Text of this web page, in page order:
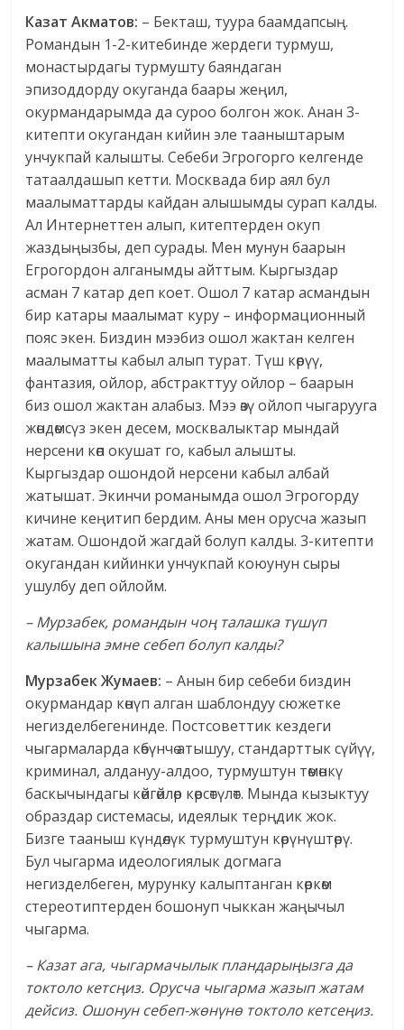
Казат Акматов: – Бекташ, тyура баамдапсың.
Романдын 1-2-китебинде жердеги турмуш,
монастырдагы турмушту баяндаган
эпизоддорду окуганда баары жеңил,
окурмандарымда да суроо болгон жок. Анан 3-
китепти окугандан кийин эле тааныштарым
унчукпай калышты. Себеби Эгрогорго келгенде
татаалдашып кетти. Москвада бир аял бул
маалыматтарды кайдан алышымды сурап калды.
Ал Интернеттен алып, китептерден окуп
жаздыңызбы, деп сурады. Мен мунун баарын
Егрогордон алганымды айттым. Кыргыздар
асман 7 катар деп коет. Ошол 7 катар асмандын
бир катары маалымат куру – информационный
пояс экен. Биздин мээбиз ошол жактан келген
маалыматты кабыл алып турат. Түш көрүү,
фантазия, ойлор, абстракттуу ойлор – баарын
биз ошол жактан алабыз. Мээ өзү ойлоп чыгарууга
жөндөмсүз экен десем, москвалыктар мындай
нерсени көп окушат го, кабыл алышты.
Кыргыздар ошондой нерсени кабыл албай
жатышат. Экинчи романымда ошол Эгрогорду
кичине кеңитип бердим. Аны мен орусча жазып
жатам. Ошондой жагдай болуп калды. 3-китепти
окугандан кийинки унчукпай коюунун сыры
ушулбу деп ойлойм.
– Мурзабек, романдын чоң талашка түшүп
калышына эмне себеп болуп калды?
Мурзабек Жумаев: – Анын бир себеби биздин
окурмандар көнүп алган шаблондуу сюжетке
негизделбегенинде. Постсоветтик кездеги
чыгармаларда көбүнчө атышуу, стандарттык сүйүү,
криминал, алдануу-алдоо, турмуштун төмөнкү
баскычындагы көйгөйлөр көрсөтүлөт. Мында кызыктуу
образдар системасы, идеялык терңдик жок.
Бизге тааныш күндөлүк турмуштун көрүнүштөрү.
Бул чыгарма идеологиялык догмага
негизделбеген, мурунку калыптанган көркөм
стереотиптерден бошонуп чыккан жаңычыл
чыгарма.
– Казат ага, чыгармачылык пландарыңызга да
токтоло кетсңиз. Орусча чыгарма жазып жатам
дейсиз. Ошонун себеп-жөнүнө токтоло кетсеңиз.